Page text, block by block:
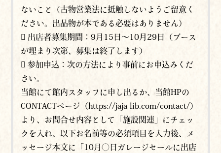
ないこと（古物営業法に抵触しないようご留意く
ださい。出品物が本である必要はありません）
 出店者募集期間：9月15日～10月29日（ブース
が埋まり次第、募集は終了します）
 参加申込：次の方法により事前にお申込みくだ
さい。
当館にて館内スタッフに申し出るか、当館HPの
CONTACTページ（https://jaja-lib.com/contact/）
より、お問合せ内容として「施設関連」にチェッ
クを入れ、以下お名前等の必須項目を入力後、メ
ッセージ本文に「10月〇日ガレージセールに出店